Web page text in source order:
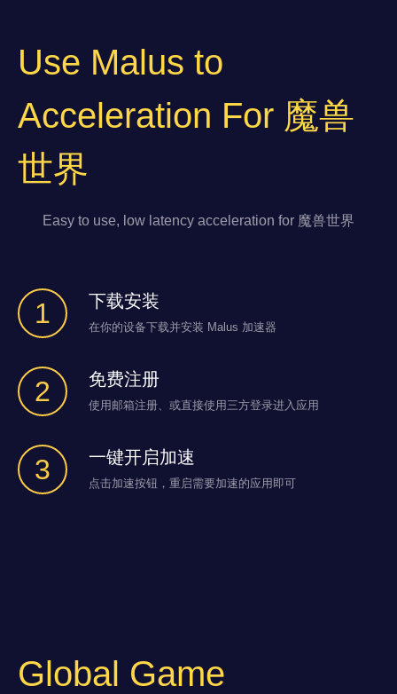
Use Malus to
Acceleration For 魔兽
世界
Easy to use, low latency acceleration for 魔兽世界
1 下载安装
在你的设备下载并安装 Malus 加速器
2 免费注册
使用邮箱注册、或直接使用三方登录进入应用
3 一键开启加速
点击加速按钮，重启需要加速的应用即可
Global Game